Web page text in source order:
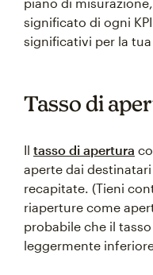
significato di ogni
significativi per la
Tasso di
Il tasso di apertura
aperte dai
recapitate. (Tieni
riaperture come
probabile che il
leggermente